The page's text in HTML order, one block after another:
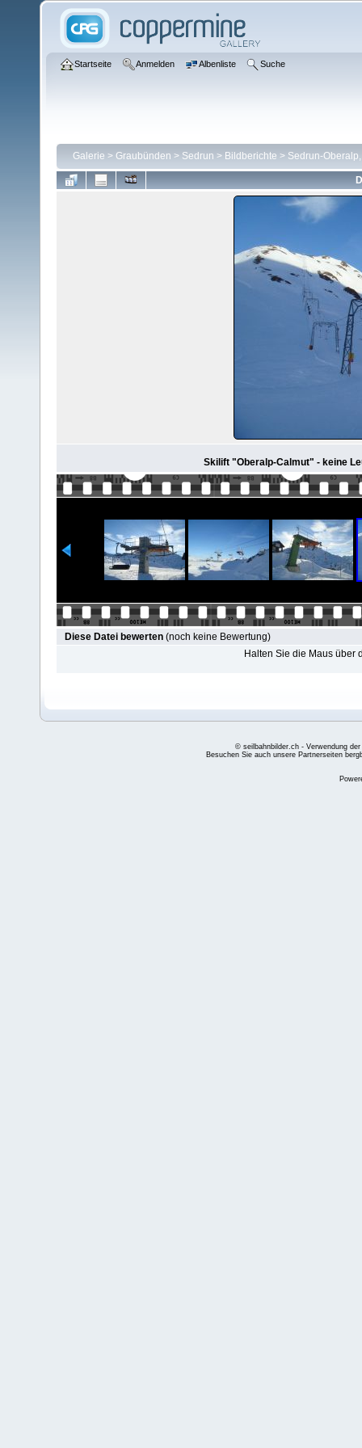
Startseite Anmelden Albenliste Suche
Galerie > Graubünden > Sedrun > Bildberichte > Sedrun-
Skilift "Oberalp-Calmut" - keine
Diese Datei bewerten (noch keine Bewertung)
Halten Sie die Maus über
© seilbahnbilder.ch - Verwendung
Besuchen Sie auch unsere Partnerseiten